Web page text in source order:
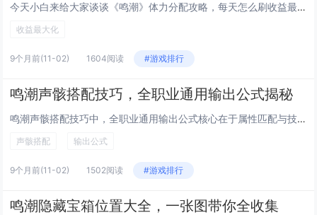
今天小白来给大家谈谈《鸣潮》体力分配攻略，每天怎么刷收益最高？，以及潮鸣弦是什么技能对应的知识点，希望对大家有所帮助，不...
收益最大化
9个月前(11-02) 1604阅读 #游戏排行
鸣潮声骸搭配技巧，全职业通用输出公式揭秘
鸣潮声骸搭配技巧中，全职业通用输出公式核心在于属性匹配与技能协同，玩家需根据角色职业特性选择主属性为暴击、攻击或元素伤害...
声骸搭配 输出公式
9个月前(11-02) 1502阅读 #游戏排行
鸣潮隐藏宝箱位置大全，一张图带你全收集